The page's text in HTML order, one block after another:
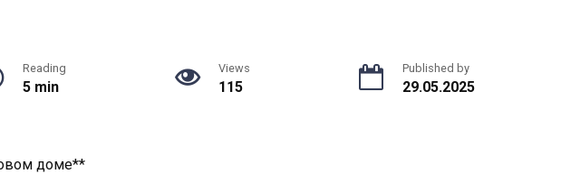
Reading
5 min
Views
115
Published by
29.05.2025
доме**